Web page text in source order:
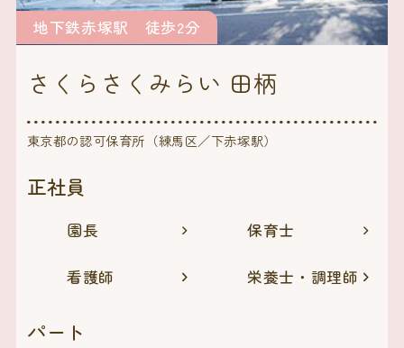
地下鉄赤塚駅 徒歩2分
さくらさくみらい 田柄
東京都の認可保育所（練馬区／下赤塚駅）
正社員
園長 保育士
看護師 栄養士・調理師
パート